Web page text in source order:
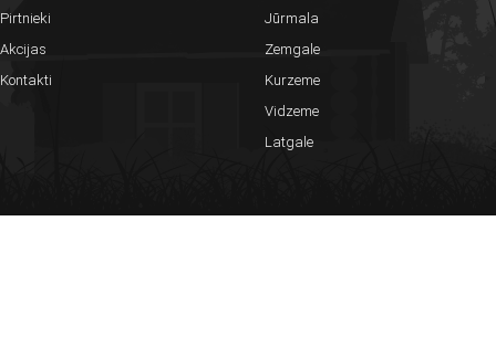
Pirtnieki
Akcijas
Kontakti
Jūrmala
Zemgale
Kurzeme
Vidzeme
Latgale